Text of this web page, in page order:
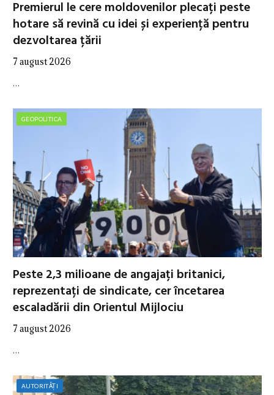
Premierul le cere moldovenilor plecați peste
hotare să revină cu idei și experiență pentru
dezvoltarea țării
7 august 2026
…
GEOPOLITICA
Peste 2,3 milioane de angajați britanici,
reprezentați de sindicate, cer încetarea
escaladării din Orientul Mijlociu
7 august 2026
…
AUTORITĂȚI